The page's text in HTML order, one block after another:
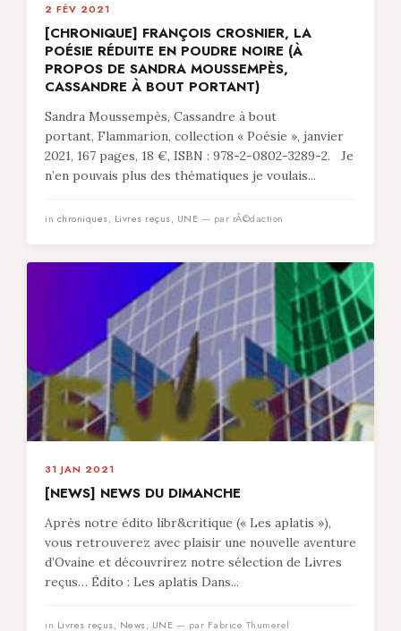
2 FÉV 2021
[CHRONIQUE] FRANÇOIS CROSNIER, LA
POÉSIE RÉDUITE EN POUDRE NOIRE (À
PROPOS DE SANDRA MOUSSEMPÈS,
CASSANDRE À BOUT PORTANT)
Sandra Moussempès, Cassandre à bout
portant, Flammarion, collection « Poésie », janvier
2021, 167 pages, 18 €, ISBN : 978-2-0802-3289-2. Je
n’en pouvais plus des thématiques je voulais...
in chroniques, Livres reçus, UNE — par rÃ©daction
31 JAN 2021
[NEWS] NEWS DU DIMANCHE
Après notre édito libr&critique (« Les aplatis »),
vous retrouverez avec plaisir une nouvelle aventure
d’Ovaine et découvrirez notre sélection de Livres
reçus… Édito : Les aplatis Dans...
in Livres reçus, News, UNE — par Fabrice Thumerel